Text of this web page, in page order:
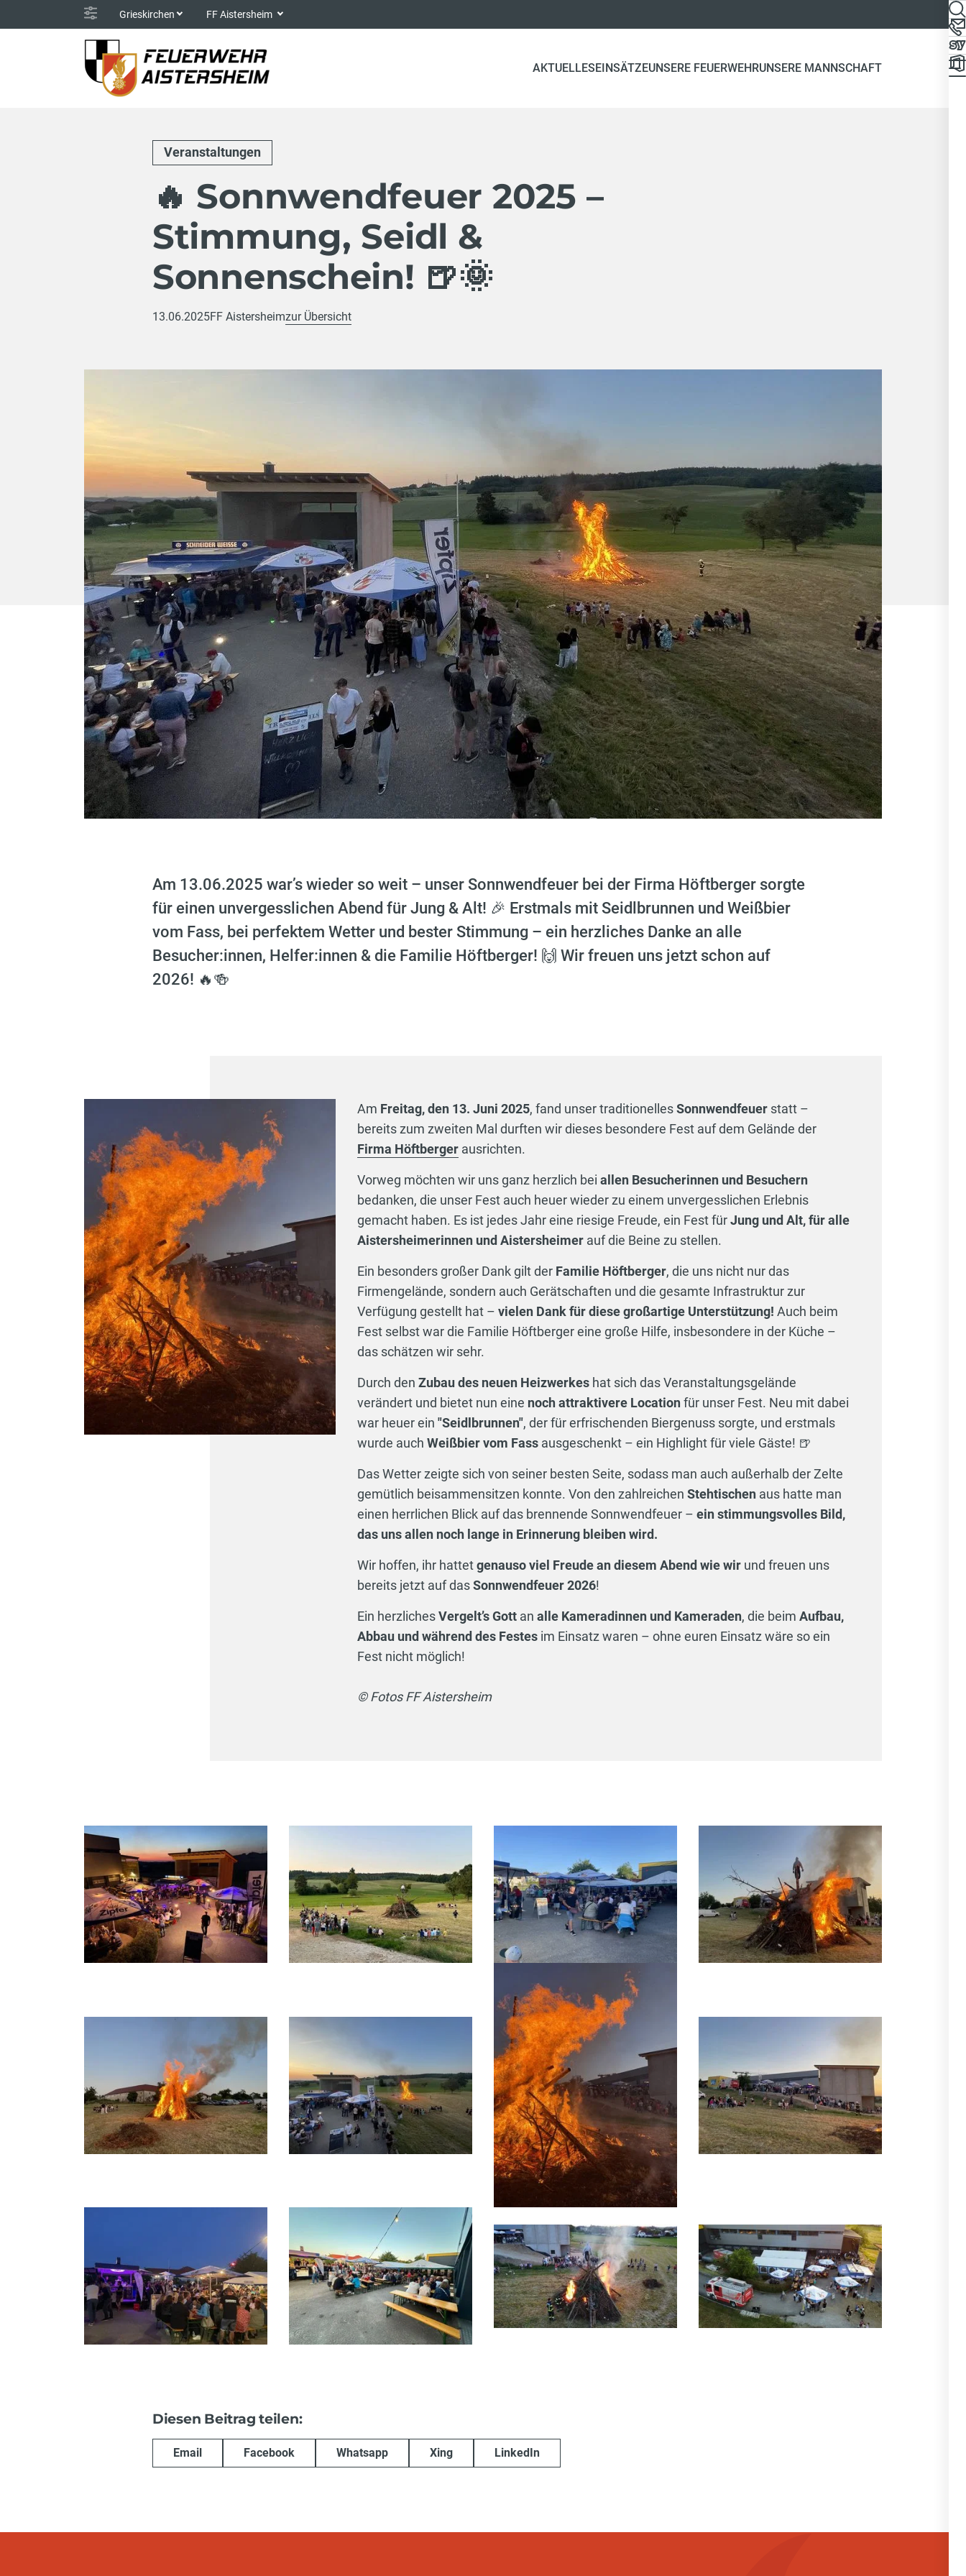
Grieskirchen FF Aistersheim
AKTUELLESEINSÄTZEUNSERE FEUERWEHRUNSERE MANNSCHAFT
Veranstaltungen
🔥 Sonnwendfeuer 2025 –
Stimmung, Seidl &
Sonnenschein! 🍺🌞
13.06.2025FF Aistersheimzur Übersicht
Am 13.06.2025 war’s wieder so weit – unser Sonnwendfeuer bei der Firma Höftberger sorgte
für einen unvergesslichen Abend für Jung & Alt! 🎉 Erstmals mit Seidlbrunnen und Weißbier
vom Fass, bei perfektem Wetter und bester Stimmung – ein herzliches Danke an alle
Besucher:innen, Helfer:innen & die Familie Höftberger! 🙌 Wir freuen uns jetzt schon auf
2026! 🔥🍻
Am Freitag, den 13. Juni 2025, fand unser traditionellesSonnwendfeuer statt –
bereits zum zweiten Mal durften wir dieses besondere Fest auf dem Gelände der
Firma Höftberger ausrichten.
Vorweg möchten wir uns ganz herzlich bei allen Besucherinnen und Besuchern
bedanken, die unser Fest auch heuer wieder zu einem unvergesslichen Erlebnis
gemacht haben. Es ist jedes Jahr eine riesige Freude, ein Fest fürJung und Alt, für alle
Aistersheimerinnen und Aistersheimer auf die Beine zu stellen.
Ein besonders großer Dank gilt der Familie Höftberger, die uns nicht nur das
Firmengelände, sondern auch Gerätschaften und die gesamte Infrastruktur zur
Verfügung gestellt hat – vielen Dank für diese großartige Unterstützung! Auch beim
Fest selbst war die Familie Höftberger eine große Hilfe, insbesondere in der Küche –
das schätzen wir sehr.
Durch den Zubau des neuen Heizwerkes hat sich das Veranstaltungsgelände
verändert und bietet nun eine noch attraktivere Locationfür unser Fest. Neu mit dabei
war heuer ein "Seidlbrunnen", der für erfrischenden Biergenuss sorgte, und erstmals
wurde auch Weißbier vom Fass ausgeschenkt – ein Highlight für viele Gäste! 🍺
Das Wetter zeigte sich von seiner besten Seite, sodass man auch außerhalb der Zelte
gemütlich beisammensitzen konnte. Von den zahlreichen Stehtischen aus hatte man
einen herrlichen Blick auf das brennende Sonnwendfeuer – ein stimmungsvolles Bild,
das uns allen noch lange in Erinnerung bleiben wird.
Wir hoffen, ihr hattetgenauso viel Freude an diesem Abend wie wir und freuen uns
bereits jetzt auf dasSonnwendfeuer 2026!
Ein herzlichesVergelt’s Gott an alle Kameradinnen und Kameraden, die beim Aufbau,
Abbau und während des Festes im Einsatz waren – ohne euren Einsatz wäre so ein
Fest nicht möglich!
© Fotos FF Aistersheim
Diesen Beitrag teilen:
Email Facebook Whatsapp Xing LinkedIn